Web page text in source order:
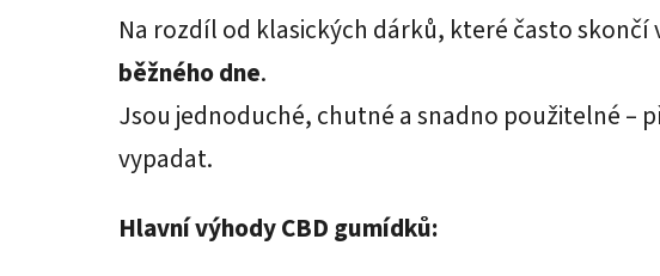
Na rozdíl od klasických dárků, které často
běžného dne.
Jsou jednoduché, chutné a snadno použitelné –
vypadat.
Hlavní výhody CBD gumídků: